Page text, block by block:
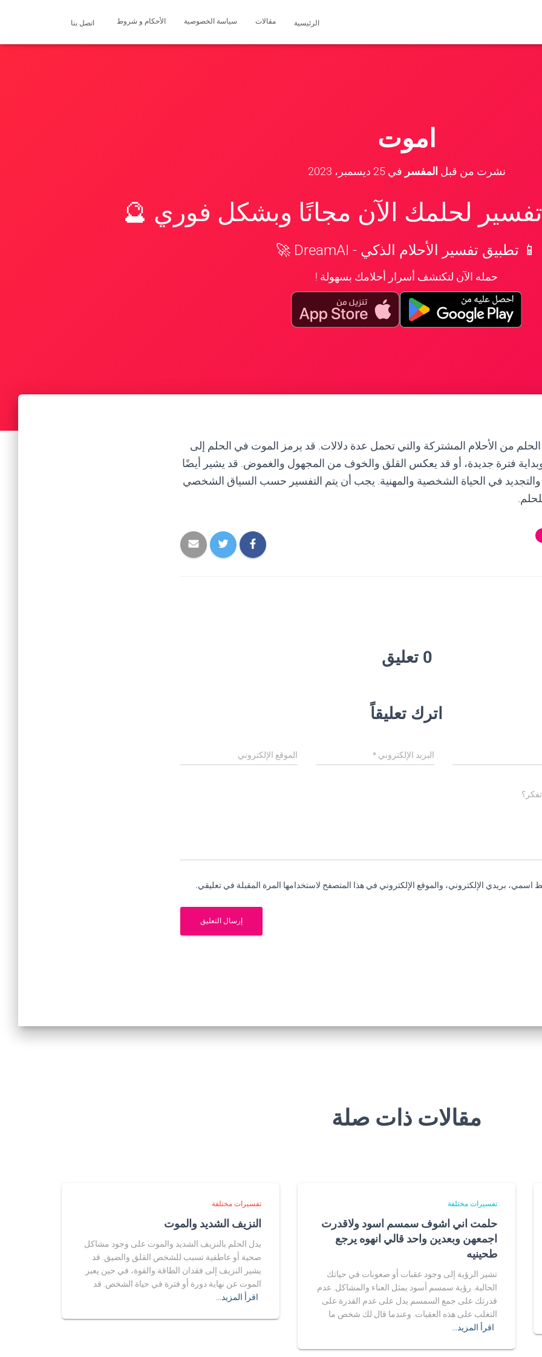
الرئيسية مقالات سياسة الخصوصية الأحكام و شروط اتصل بنا
اموت
نشرت من قبل المفسر في25 ديسمبر، 2023
لحلمك الآن مجانًا وبشكل فوري 🔮
📱 تطبيق تفسير الأحلام الذكي - DreamAI 🚀
حمله الآن لتكتشف أسرار أحلامك بسهولة !
من الأحلام المشتركة والتي تحمل عدة دلالات. قد يرمز الموت في الحلم إلى
وبداية فترة جديدة، أو قد يعكس القلق والخوف من المجهول والغموض. قد يشير أيضًا
والتجديد في الحياة الشخصية والمهنية. يجب أن يتم التفسير حسب السياق الشخصي
0 تعليق
اترك تعليقاً
البريد الإلكتروني* الموقع الإلكتروني
اسمي، بريدي الإلكتروني، والموقع الإلكتروني في هذا المتصفح لاستخدامها المرة المقبلة في تعليقي.
مقالات ذات صلة
تفسيرات مختلفة
حلمت اني اشوف سمسم اسود ولاقدرت
اجمعهن وبعدين واحد قالي انهوه يرجع
طحينيه
تشير الرؤية إلى وجود عقبات أو صعوبات في حياتك
الحالية. رؤية سمسم أسود يمثل العناء والمشاكل. عدم
قدرتك على جمع السمسم يدل على عدم القدرة على
التغلب على هذه العقبات. وعندما قال لك شخص ما
اقرأ المزيد…
تفسيرات مختلفة
النزيف الشديد والموت
يدل الحلم بالنزيف الشديد والموت على وجود مشاكل
صحية أو عاطفية تسبب للشخص القلق والضيق. قد
يشير النزيف إلى فقدان الطاقة والقوة، في حين يعبر
الموت عن نهاية دورة أو فترة في حياة الشخص. قد
اقرأ المزيد…